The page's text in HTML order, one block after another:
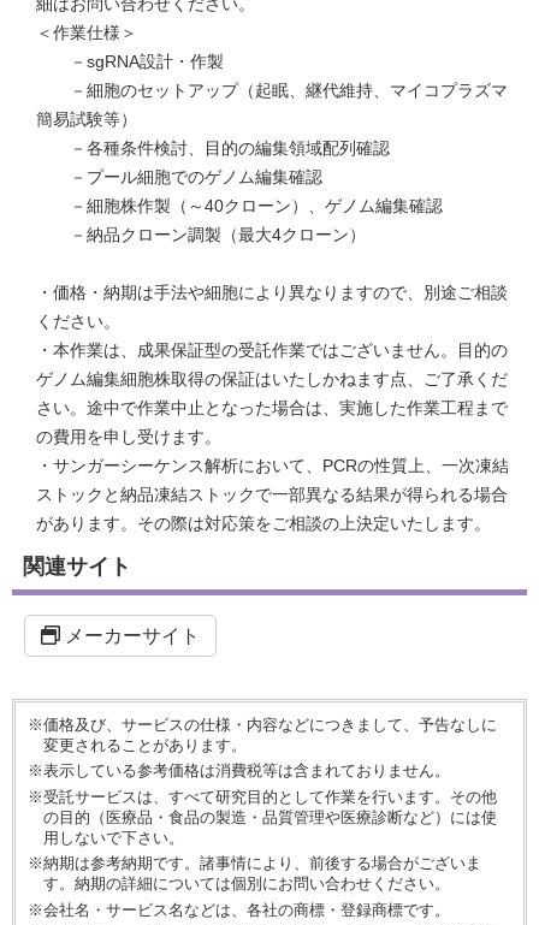
＜作業仕様＞
－sgRNA設計・作製
－細胞のセットアップ（起眠、継代維持、マイコプラズマ
簡易試験等）
－各種条件検討、目的の編集領域配列確認
－プール細胞でのゲノム編集確認
－細胞株作製（～40クローン）、ゲノム編集確認
－納品クローン調製（最大4クローン）
・価格・納期は手法や細胞により異なりますので、別途ご相談
ください。
・本作業は、成果保証型の受託作業ではございません。目的の
ゲノム編集細胞株取得の保証はいたしかねます点、ご了承くだ
さい。途中で作業中止となった場合は、実施した作業工程まで
の費用を申し受けます。
・サンガーシーケンス解析において、PCRの性質上、一次凍結
ストックと納品凍結ストックで一部異なる結果が得られる場合
があります。その際は対応策をご相談の上決定いたします。
関連サイト
メーカーサイト
※価格及び、サービスの仕様・内容などにつきまして、予告なしに
変更されることがあります。
※表示している参考価格は消費税等は含まれておりません。
※受託サービスは、すべて研究目的として作業を行います。その他
の目的（医療品・食品の製造・品質管理や医療診断など）には使
用しないで下さい。
※納期は参考納期です。諸事情により、前後する場合がございま
す。納期の詳細については個別にお問い合わせください。
※会社名・サービス名などは、各社の商標・登録商標です。